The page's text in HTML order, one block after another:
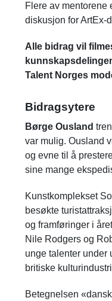
Flere av mentorene
diskusjon for ArtEx-
Alle bidrag vil
Talent Norges
Bidragsytere
Børge Ousland
var mulig. Ousland
og evne til å
sine mange
Kunstkomplekset
besøkte
og framføringer i
Nile Rodgers og
unge talenter under
britiske
Betegnelsen